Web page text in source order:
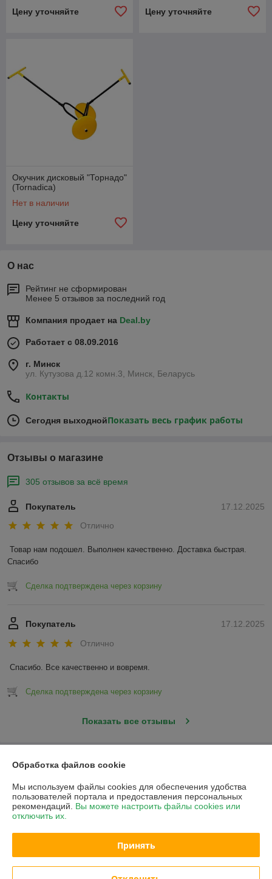
Цену уточняйте Цену уточняйте
Окучник дисковый "Торнадо"
(Tornadica)
Нет в наличии
Цену уточняйте
О нас
Рейтинг не сформирован
Менее 5 отзывов за последний год
Компания продает на Deal.by
Работает с 08.09.2016
г. Минск
ул. Кутузова д.12 комн.3, Минск, Беларусь
Контакты
Сегодня выходнойПоказать весь график работы
Отзывы о магазине
305 отзывов за всё время
17.12.2025
Покупатель
Отлично
Товар нам подошел. Выполнен качественно. Доставка быстрая.
Спасибо
Сделка подтверждена через корзину
17.12.2025
Покупатель
Отлично
Спасибо. Все качественно и вовремя.
Сделка подтверждена через корзину
Показать все отзывы
О нас
Контакты
Доставка и оплата
Обработка файлов cookie
Мы используем файлы cookies для обеспечения удобства
пользователей портала и предоставления персональных
рекомендаций. Вы можете настроить файлы cookies или
отключить их.
Принять